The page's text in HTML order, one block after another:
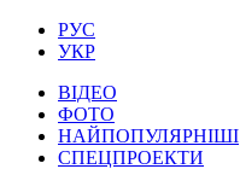
РУС
УКР
ВІДЕО
ФОТО
НАЙПОПУЛЯРНІШІ
СПЕЦПРОЕКТИ